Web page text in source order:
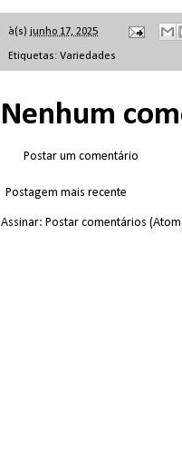
à(s) junho 17, 2025
Etiquetas: Variedades
Nenhum
Postar um comentário
Postagem mais recente
Assinar: Postar comentários